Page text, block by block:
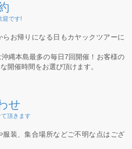
迎です!
お帰りになる日もカヤックツアーに
縄本島最多の毎日7回開催！お客様の
開催時間をお選び頂けます。
せ
頂きます
服装、集合場所などご不明な点はござ